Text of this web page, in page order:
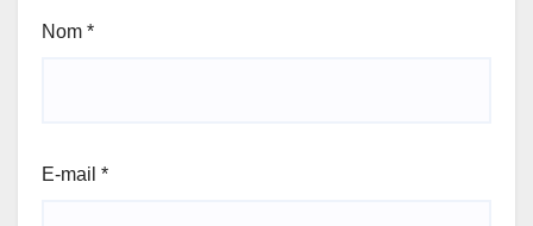
Nom *
E-mail *